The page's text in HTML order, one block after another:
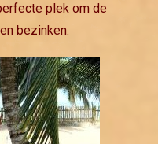
plek om de
bezinken.